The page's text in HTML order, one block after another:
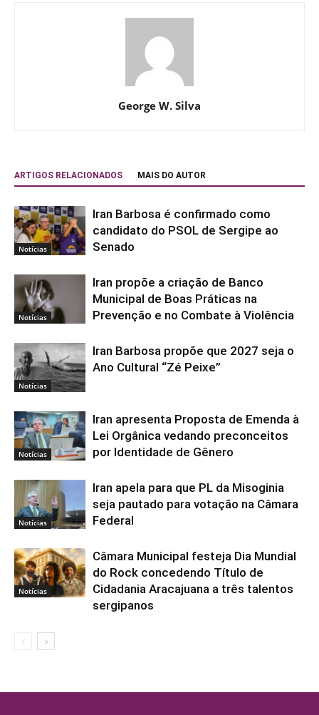
George W. Silva
ARTIGOS RELACIONADOS MAIS DO AUTOR
Notícias
Iran Barbosa é confirmado como
candidato do PSOL de Sergipe ao
Senado
Notícias
Iran propõe a criação de Banco
Municipal de Boas Práticas na
Prevenção e no Combate à Violência
Notícias
Iran Barbosa propõe que 2027 seja o
Ano Cultural “Zé Peixe”
Notícias
Iran apresenta Proposta de Emenda à
Lei Orgânica vedando preconceitos
por Identidade de Gênero
Notícias
Iran apela para que PL da Misoginia
seja pautado para votação na Câmara
Federal
Notícias
Câmara Municipal festeja Dia Mundial
do Rock concedendo Título de
Cidadania Aracajuana a três talentos
sergipanos